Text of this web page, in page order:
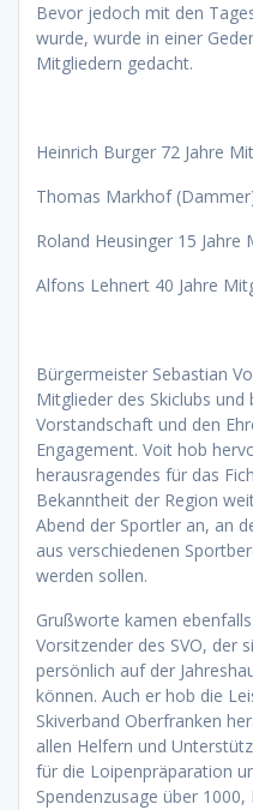
Bevor jedoch mit den
wurde, wurde in einer
Mitgliedern gedacht.
Heinrich Burger 72 Jahre
Thomas Markhof
Roland Heusinger 15 Jahre
Alfons Lehnert 40 Jahre
Bürgermeister Sebastian
Mitglieder des Skiclubs
Vorstandschaft und den
Engagement. Voit hob
herausragendes für das
Bekanntheit der Region
Abend der Sportler an, an
aus verschiedenen
werden sollen.
Grußworte kamen
Vorsitzender des SVO, der
persönlich auf der
können. Auch er hob die
Skiverband Oberfranken
allen Helfern und
für die Loipenpräparation
Spendenzusage über 1000,